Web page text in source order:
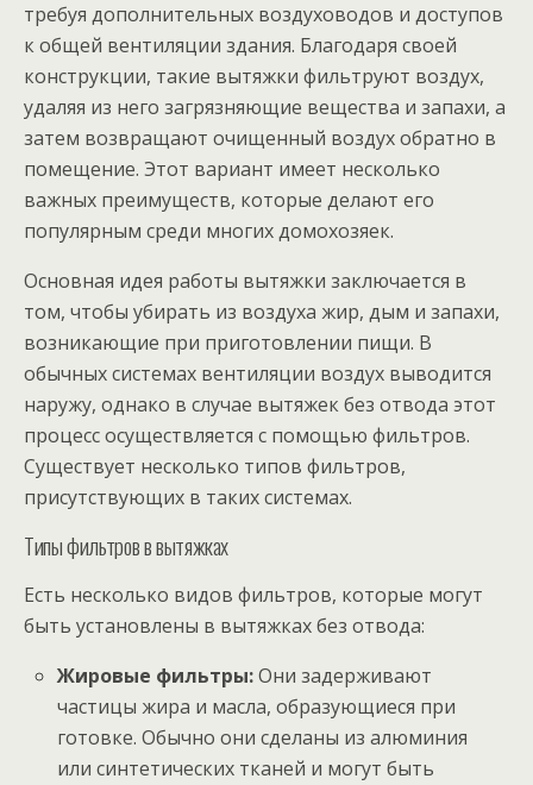
требуя дополнительных воздуховодов и доступов
к общей вентиляции здания. Благодаря своей
конструкции, такие вытяжки фильтруют воздух,
удаляя из него загрязняющие вещества и запахи, а
затем возвращают очищенный воздух обратно в
помещение. Этот вариант имеет несколько
важных преимуществ, которые делают его
популярным среди многих домохозяек.
Основная идея работы вытяжки заключается в
том, чтобы убирать из воздуха жир, дым и запахи,
возникающие при приготовлении пищи. В
обычных системах вентиляции воздух выводится
наружу, однако в случае вытяжек без отвода этот
процесс осуществляется с помощью фильтров.
Существует несколько типов фильтров,
присутствующих в таких системах.
Типы фильтров в вытяжках
Есть несколько видов фильтров, которые могут
быть установлены в вытяжках без отвода:
Жировые фильтры:Они задерживают
частицы жира и масла, образующиеся при
готовке. Обычно они сделаны из алюминия
или синтетических тканей и могут быть